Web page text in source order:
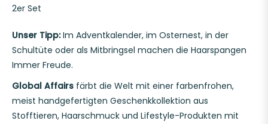
2er Set
Unser Tipp:Im Adventkalender, im Osternest, in der
Schultüte oder als Mitbringsel machen die Haarspangen
Immer Freude.
Global Affairs färbt die Welt mit einer farbenfrohen,
meist handgefertigten Geschenkkollektion aus
Stofftieren, Haarschmuck und Lifestyle-Produkten mit